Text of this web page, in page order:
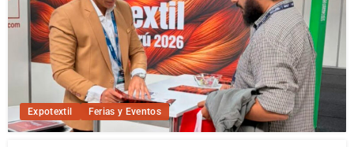
Expotextil Ferias y Eventos